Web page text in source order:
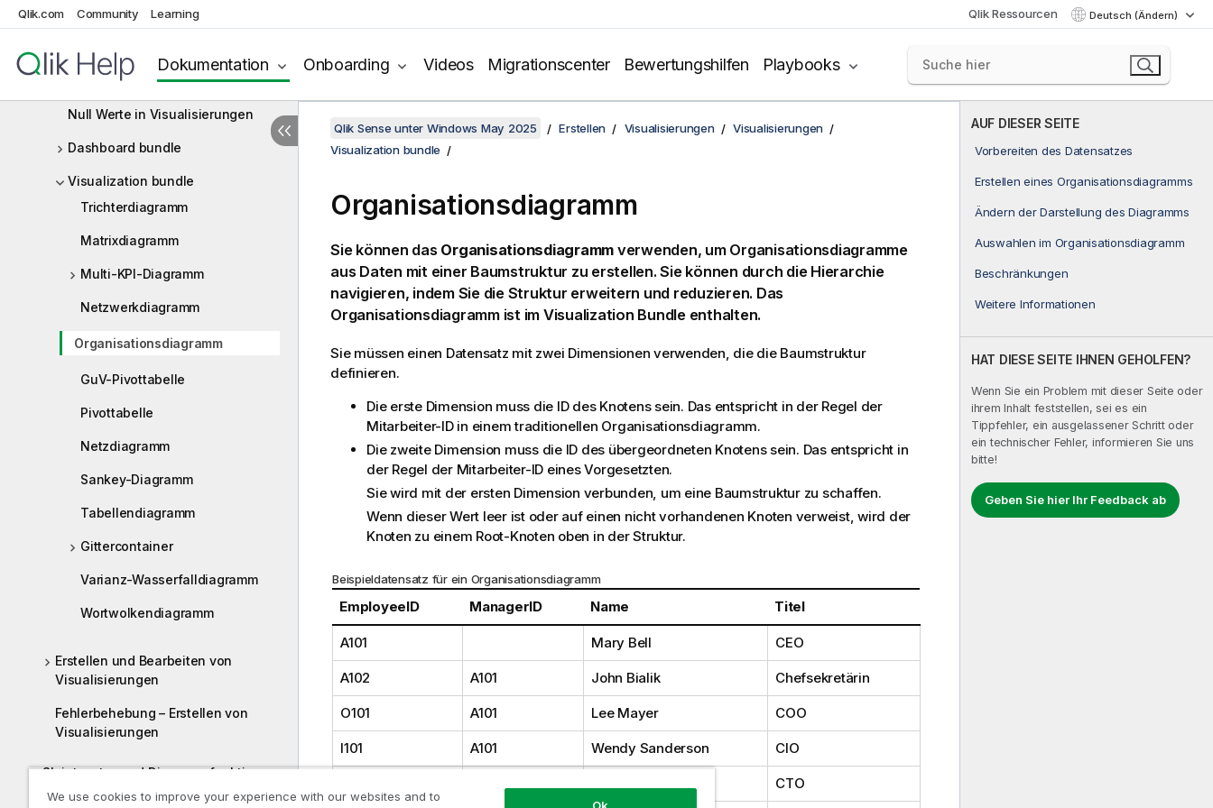
Qlik.com Community Learning Qlik Ressourcen Deutsch (Ändern)
Dokumentation Onboarding Videos Migrationscenter Bewertungshilfen Playbooks
Positionslinien
Erstellen von benutzerdefinierten
Quickinfos
Null Werte in Visualisierungen
Dashboard bundle
Visualization bundle
Trichterdiagramm
Matrixdiagramm
Multi-KPI-Diagramm
Netzwerkdiagramm
Organisationsdiagramm
GuV-Pivottabelle
Pivottabelle
Netzdiagramm
Sankey-Diagramm
Tabellendiagramm
Gittercontainer
Varianz-Wasserfalldiagramm
Wortwolkendiagramm
Erstellen und Bearbeiten von
Visualisierungen
Fehlerbehebung – Erstellen von
Visualisierungen
Skriptsyntax und Diagrammfunktionen
AUF DIESER SEITE
Vorbereiten des Datensatzes
Erstellen eines Organisationsdiagramms
Ändern der Darstellung des Diagramms
Auswahlen im Organisationsdiagramm
Beschränkungen
Weitere Informationen
HAT DIESE SEITE IHNEN GEHOLFEN?
Wenn Sie ein Problem mit dieser Seite oder
ihrem Inhalt feststellen, sei es ein
Tippfehler, ein ausgelassener Schritt oder
ein technischer Fehler, informieren Sie uns
bitte!
Geben Sie hier Ihr Feedback ab
Qlik Sense unter Windows May 2025 Erstellen Visualisierungen
Visualisierungen
Visualization bundle
Organisationsdiagramm
Sie können das Organisationsdiagramm verwenden, um Organisationsdiagramme
aus Daten mit einer Baumstruktur zu erstellen. Sie können durch die Hierarchie
navigieren, indem Sie die Struktur erweitern und reduzieren. Das
Organisationsdiagramm ist im Visualization Bundle enthalten.
Sie müssen einen Datensatz mit zwei Dimensionen verwenden, die die Baumstruktur
definieren.
Die erste Dimension muss die ID des Knotens sein. Das entspricht in der Regel der
Mitarbeiter-ID in einem traditionellen Organisationsdiagramm.
Die zweite Dimension muss die ID des übergeordneten Knotens sein. Das entspricht in
der Regel der Mitarbeiter-ID eines Vorgesetzten.
Sie wird mit der ersten Dimension verbunden, um eine Baumstruktur zu schaffen.
Wenn dieser Wert leer ist oder auf einen nicht vorhandenen Knoten verweist, wird der
Knoten zu einem Root-Knoten oben in der Struktur.
Beispieldatensatz für ein Organisationsdiagramm
EmployeeID ManagerID Name Titel
A101 Mary Bell CEO
A102 A101 John Bialik Chefsekretärin
O101 A101 Lee Mayer COO
I101 A101 Wendy Sanderson CIO
CTO
We use cookies to improve your experience with our websites and to